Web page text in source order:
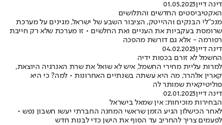
דינה דיין01.05.2023
האקטיביסטים החדשים והתלושים
מנכ"לי הבנקים וההייטק, הציבור השבע של ישראל, מגינים על מערכת
שרומסת בעקביות את העניים ואת החלשים • זו מערכת שלא רק חייבת
רפורמה - אלא גם דורשת מהפכה
דינה דיין04.02.2023
החשמל לא זורם בכפות ידיה
למרות עליית מחירי החשמל, איש לא שואל את שרת האנרגיה היוצאת,
קארין אלהרר, מה היא עשתה בשנתיים האחרונות • למה? כי היא
פוליטיקאית שמותר לה
דינה דיין02.01.2023
הבחירות מוכיחות: אין שמאל בישראל
לאחר הכישלון הגיע הזמן שראשי המחנה החברתי יעשו חשבון נפש •
לפעמים צריך להחריב עד הסוף את הישן כדי לבנות חדש